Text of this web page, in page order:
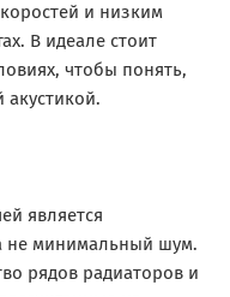
и низким
В идеале стоит
чтобы понять,
акустикой.
является
не минимальный шум.
рядов радиаторов и